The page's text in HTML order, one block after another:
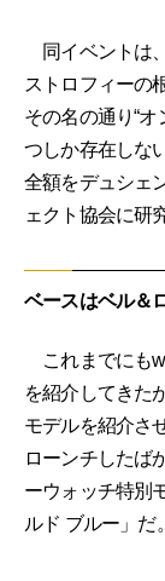
同イベントは
ストロフィーの
その名の通り“
つしか存在しな
全額をデュシェ
ェクト協会に研
ベースはベル＆
これまでにも
を紹介してきた
モデルを紹介さ
ローンチしたば
ーウォッチ特別
ルド ブルー」だ。